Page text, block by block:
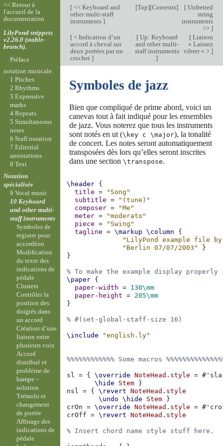
[<< Keyboard and
other multi-staff
instruments ]
[Top][Contents] [Unfretted
string
instruments
>> ]
[< Indication d’un
accord à cheval sur
deux portées par un
crochet ]
[Up: Keyboard
and other multi-
staff instruments
]
[Liaison
« Laissez
vibrer » > ]
Symboles de jazz
Bien que compliqué de prime abord, voici un
canevas tout à fait indiqué pour les ensembles
de jazz. Vous noterez que tous les instruments
sont notés en ut (\key c \major), la tonalité
de concert. Les notes seront automatiquement
transposées dès lors qu’elles seront inscrites
dans une section \transpose.
\header {
title
=
"Song"
subtitle
=
"(tune)"
composer =
"Me"
meter =
"moderato"
piece
=
"Swing"
tagline
= \markup \column
{
"LilyPond example file
"Berlin 07/07/2003"
}
}
% To make the example display
\paper {
paper-width
= 130\mm
paper-height
= 205\mm
}
% #(set-global-staff-size 16)
\include "english.ly"
%%%%%%%%%%%% Some macros
sl = { \override NoteHead . style = #
\hide
Stem
}
nsl
= { \revert NoteHead . style
\undo
\hide Stem
}
crOn
= \override NoteHead . style = #
crOff
= \revert NoteHead . style
% Insert chord name style stuff here.
<< Retour à
l'accueil de la
documentation
LilyPond snippets
v2.26.0 (stable-
branch).
Préface
notation musicale
1 Pitches
2 Rhythms
3 Expressive
marks
4 Repeats
5 Simultaneous
notes
6 Staff notation
7 Editorial
annotations
8 Text
Notation
spécialisée
9 Vocal music
10 Keyboard
and other multi-
staff instruments
Symboles de
registre pour
accordéon
Modification
du texte des
indications de
pédale
Clusters
Contrôler la
position des
doigtés dans
un accord
Création d’une
liaison entre
plusieurs voix
Accord
distribué et
problème de
hampe –
solution
Trémolo et
changement
de portée
Affinage des
indications de
pédale